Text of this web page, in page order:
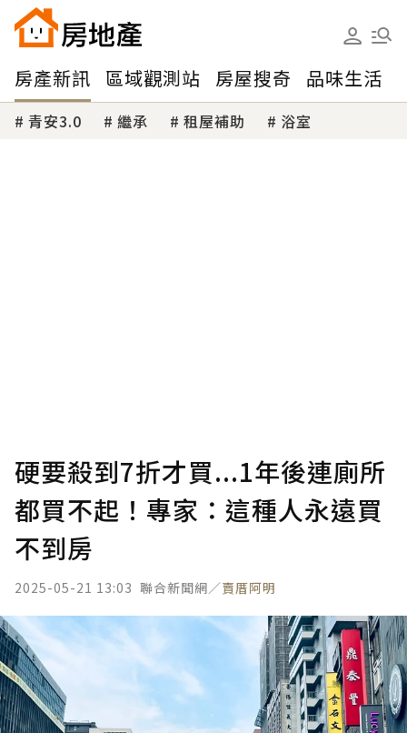
房產新訊 區域觀測站 房屋搜奇 品味生活
青安3.0 繼承 租屋補助 浴室
硬要殺到7折才買...1年後連廁所
都買不起！專家：這種人永遠買
不到房
2025-05-21 13:03 聯合新聞網／賣厝阿明